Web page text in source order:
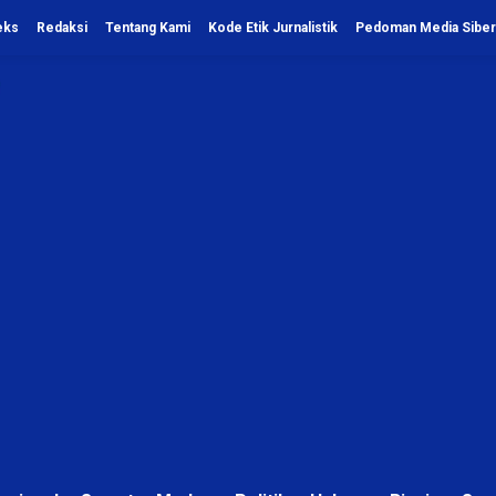
Redaksi Tentang Kami Kode Etik Jurnalistik Pedoman Media Siber